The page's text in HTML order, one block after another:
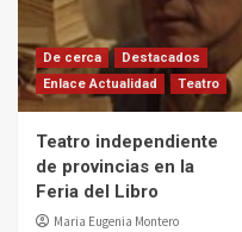
De cerca
Destacados
Enlace Actualidad
Teatro
Teatro independiente
de provincias en la
Feria del Libro
Maria Eugenia Montero